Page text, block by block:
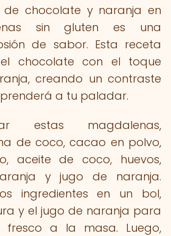
de chocolate y naranja en
sin gluten es una
de sabor. Esta receta
chocolate con el toque
creando un contraste
a tu paladar.
estas magdalenas,
de coco, cacao en polvo,
aceite de coco, huevos,
y jugo de naranja.
ingredientes en un bol,
y el jugo de naranja para
a la masa. Luego,